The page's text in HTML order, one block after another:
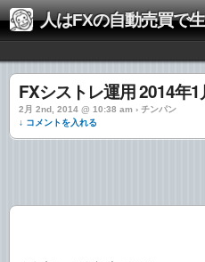
人はFXの自動売買で
FXシストレ運用 2014年
2月 2nd, 2014 @ 10:38 am › チンパン
↓ コメントを入れる